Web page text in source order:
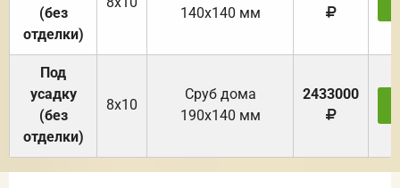
(без
отделки)
140х140 мм
Под
усадку
(без
отделки)
8х10
Cруб дома
190х140 мм
2433000